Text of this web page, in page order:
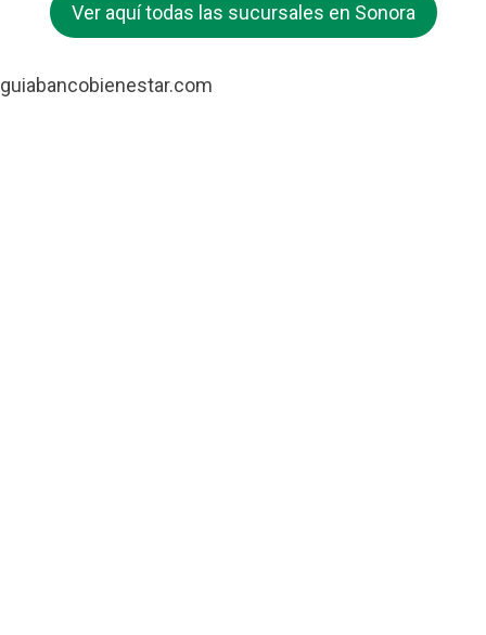
Ver aquí todas las sucursales en Sonora
guiabancobienestar.com